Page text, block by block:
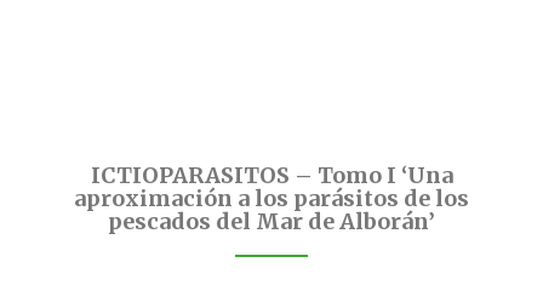
ICTIOPARASITOS – Tomo I ‘Una
aproximación a los parásitos de los
pescados del Mar de Alborán’